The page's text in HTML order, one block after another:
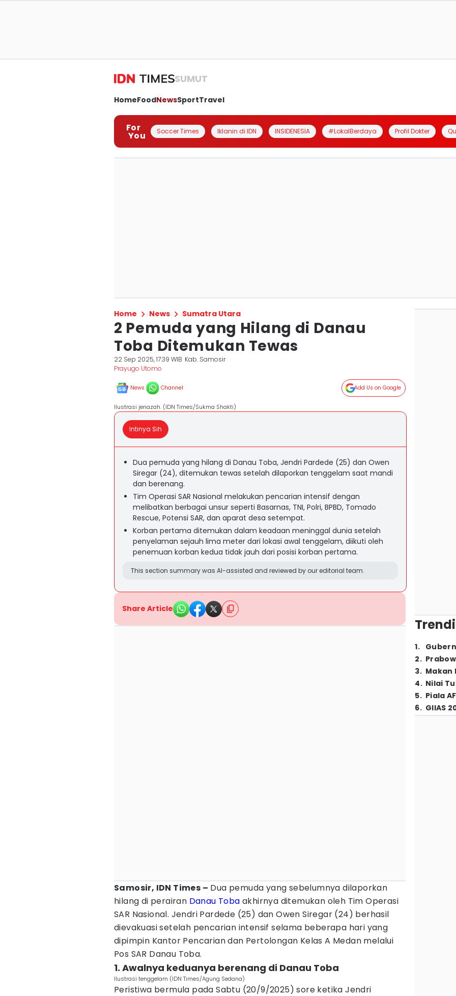
SUMUT
HomeFoodNewsSportTravel
For
You Soccer Times Iklanin di IDN INSIDENESIA #LokalBerdaya Profil Dokter
Home News Sumatra Utara
2 Pemuda yang Hilang di Danau
Toba Ditemukan Tewas
22 Sep 2025, 17:39 WIB Kab. Samosir
Prayugo Utomo
News Channel Add Us on Google
Ilustrasi jenazah. (IDN Times/Sukma Shakti)
Intinya Sih
Dua pemuda yang hilang di Danau Toba, Jendri Pardede (25) dan Owen
Siregar (24), ditemukan tewas setelah dilaporkan tenggelam saat mandi
dan berenang.
Tim Operasi SAR Nasional melakukan pencarian intensif dengan
melibatkan berbagai unsur seperti Basarnas, TNI, Polri, BPBD, Tomado
Rescue, Potensi SAR, dan aparat desa setempat.
Korban pertama ditemukan dalam keadaan meninggal dunia setelah
penyelaman sejauh lima meter dari lokasi awal tenggelam, diikuti oleh
penemuan korban kedua tidak jauh dari posisi korban pertama.
This section summary was AI-assisted and reviewed by our editorial team.
Share Article
Samosir, IDN Times – Dua pemuda yang sebelumnya dilaporkan
hilang di perairan Danau Toba akhirnya ditemukan oleh Tim Operasi
SAR Nasional. Jendri Pardede (25) dan Owen Siregar (24) berhasil
dievakuasi setelah pencarian intensif selama beberapa hari yang
dipimpin Kantor Pencarian dan Pertolongan Kelas A Medan melalui
Pos SAR Danau Toba.
1. Awalnya keduanya berenang di Danau Toba
Ilustrasi tenggelam (IDN Times/Agung Sedana)
Peristiwa bermula pada Sabtu (20/9/2025) sore ketika Jendri
1.
2.
3. Makan
4. Nilai
5. Piala
6. GIIAS